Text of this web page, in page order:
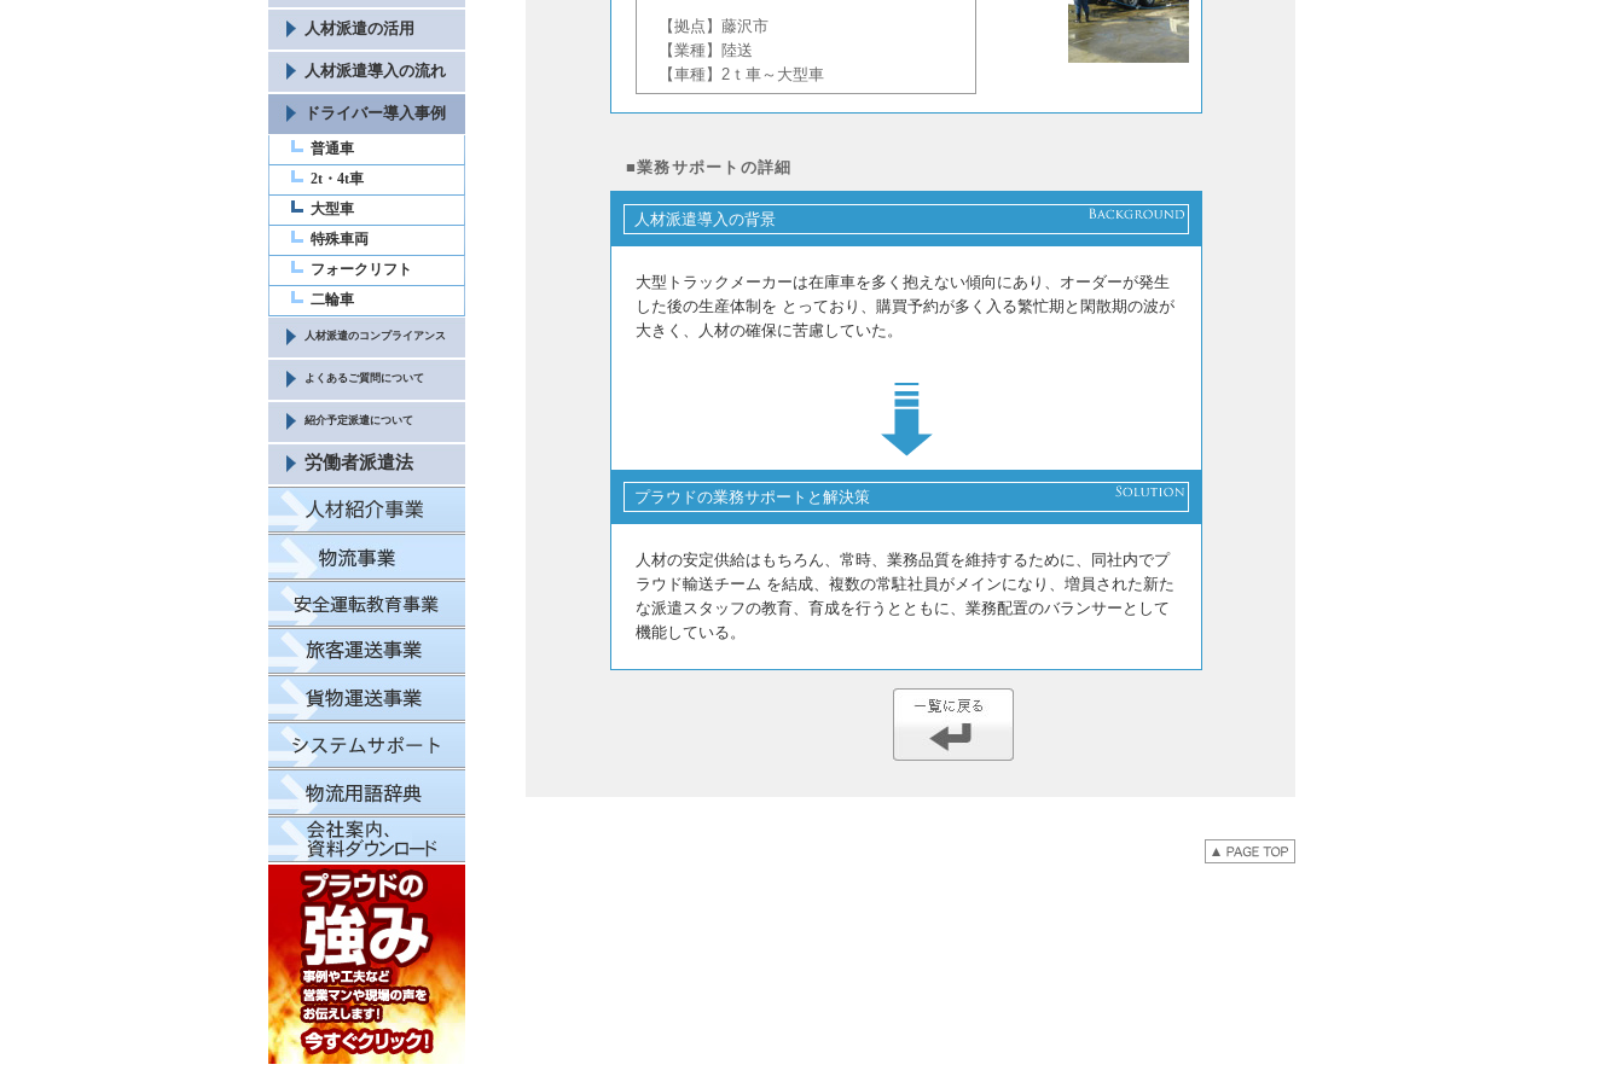
【拠点】藤沢市
【業種】陸送
【車種】2ｔ車～大型車
■業務サポートの詳細
人材派遣導入の背景
大型トラックメーカーは在庫車を多く抱えない傾向にあり、オーダーが発生
した後の生産体制を とっており、購買予約が多く入る繁忙期と閑散期の波が
大きく、人材の確保に苦慮していた。
プラウドの業務サポートと解決策
人材の安定供給はもちろん、常時、業務品質を維持するために、同社内でプ
ラウド輸送チーム を結成、複数の常駐社員がメインになり、増員された新た
な派遣スタッフの教育、育成を行うとともに、業務配置のバランサーとして
機能している。
人材派遣の活用
人材派遣導入の流れ
ドライバー導入事例
普通車
2t・4t車
大型車
特殊車両
フォークリフト
二輪車
人材派遣のコンプライアンス
よくあるご質問について
紹介予定派遣について
労働者派遣法